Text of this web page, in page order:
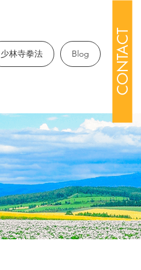
CONTACT
少林寺拳法 Blog